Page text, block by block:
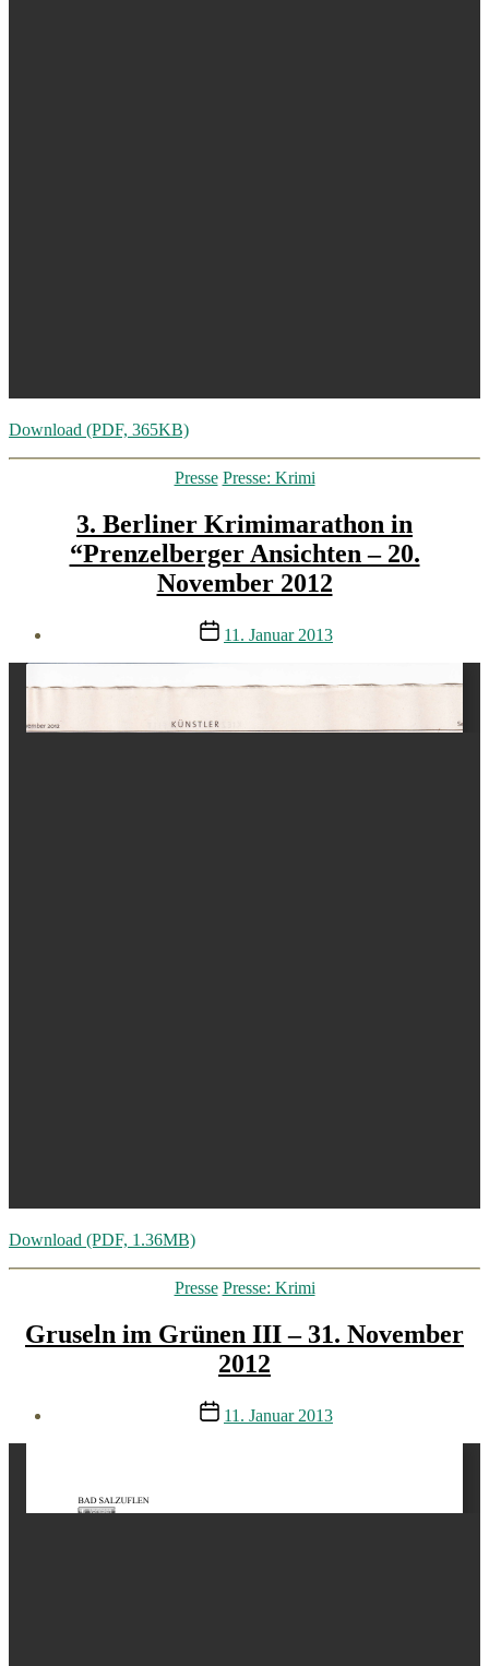
Download (PDF, 365KB)
Kategorien
Presse Presse: Krimi
3. Berliner Krimimarathon in
“Prenzelberger Ansichten – 20.
November 2012
Veröffentlichungsdatum
11. Januar 2013
Download (PDF, 1.36MB)
Kategorien
Presse Presse: Krimi
Gruseln im Grünen III – 31. November
2012
Veröffentlichungsdatum
11. Januar 2013